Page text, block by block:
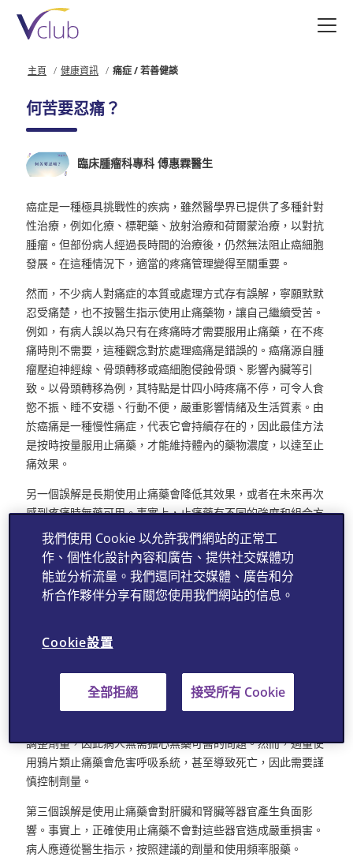
主頁 健康資訊 痛症 / 若善健談
何苦要忍痛？
臨床腫瘤科專科 傅惠霖醫生
癌症是一種極具挑戰性的疾病，雖然醫學界已提供了多種針對
性治療，例如化療、標靶藥、放射治療和荷爾蒙治療，以對抗
腫瘤。但部份病人經過長時間的治療後，仍然無法阻止癌細胞
發展。在這種情況下，適當的疼痛管理變得至關重要。
然而，不少病人對痛症的本質或處理方式存有誤解，寧願默默
忍受痛楚，也不按醫生指示使用止痛藥物，讓自己繼續受苦。
例如，有病人誤以為只有在疼痛時才需要服用止痛藥，在不疼
痛時則不需要，這種觀念對於處理癌痛是錯誤的。癌痛源自腫
瘤壓迫神經線、骨頭轉移或癌細胞侵蝕骨頭、影響內臟等引
致。以骨頭轉移為例，其特點是廿四小時疼痛不停，可令人食
慾不振、睡不安穩、行動不便，嚴重影響情緒及生活質素。由
於癌痛是一種慢性痛症，代表它會持續存在的，因此最佳方法
是按時按量服用止痛藥，才能維持體內的藥物濃度，以達至止
痛效果。
另一個誤解是長期使用止痛藥會降低其效果，或者在未來再次
感到疼痛時無藥可用。事實上，止痛藥有不同的強度和組合方
式，醫生會根據病情進行適當調整。例如，輕度疼痛可以使用
撲熱息痛，其後可以升級到非類固醇消炎止痛藥
（NSAIDs）。然而，NSAIDs可能對胃和腎功能產生副作用，
因此需要謹慎使用。新一代選擇性抑制COX-2的NSAIDs，對
醫生會根據病人情況，有需要時在NSAIDs以外添加輔助性止
且具有鎮靜和安神的作用。
調整劑量，因此病人無需擔心無藥可醫的問題。然而，過量使
用鴉片類止痛藥會危害呼吸系統，甚至導致死亡，因此需要謹
慎控制劑量。
第三個誤解是使用止痛藥會對肝臟和腎臟等器官產生負面影
響。事實上，正確使用止痛藥不會對這些器官造成嚴重損害。
病人應遵從醫生指示，按照建議的劑量和使用頻率服藥。
我們使用 Cookie 以允許我們網站的正常工
作、個性化設計內容和廣告、提供社交媒體功
能並分析流量。我們還同社交媒體、廣告和分
析合作夥伴分享有關您使用我們網站的信息。
Cookie設置
全部拒絕 接受所有 Cookie